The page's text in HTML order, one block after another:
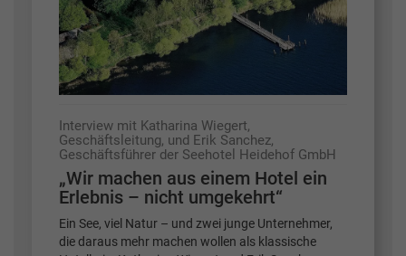
Interview mit Katharina Wiegert,
Geschäftsleitung, und Erik Sanchez,
Geschäftsführer der Seehotel Heidehof GmbH
„Wir machen aus einem Hotel ein
Erlebnis – nicht umgekehrt“
Ein See, viel Natur – und zwei junge Unternehmer,
die daraus mehr machen wollen als klassische